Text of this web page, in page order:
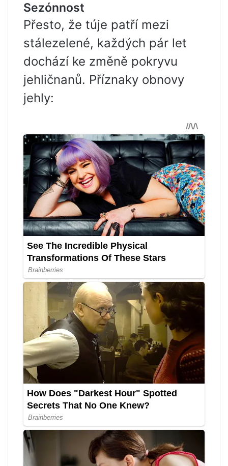
Sezónnost
Přesto, že túje patří mezi
stálezelené, každých pár let
dochází ke změně pokryvu
jehličnanů. Příznaky obnovy
jehly: